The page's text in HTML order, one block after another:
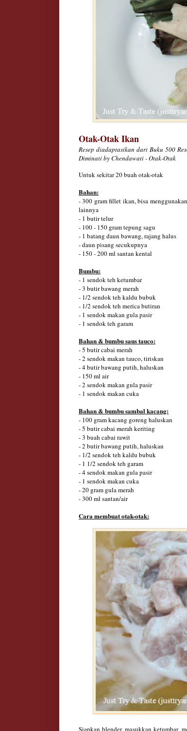
Otak-Otak Ikan
Resep diadaptasikan dari Buku 500
Diminati by Chendawati - Otak-Otak
Untuk sekitar20 buah otak-otak
Bahan:
- 300 gram fillet ikan, bisa
lainnya
- 1 butir telur
- 100 - 150 gram tepung sagu
- 1 batang daun bawang, rajang halus
- daun pisang secukupnya
- 150 - 200 ml santan kental
Bumbu:
- 1 sendok teh ketumbar
- 3 butir bawang merah
- 1/2 sendok teh kaldu bubuk
- 1/2 sendok teh merica butiran
- 1 sendok makan gula pasir
- 1 sendok teh garam
Bahan & bumbu saus tauco:
- 5 butir cabai merah
- 2 sendok makan tauco, tiriskan
- 4 butir bawang putih, haluskan
- 150 ml air
- 2 sendok makan gula pasir
- 1 sendok makan cuka
Bahan & bumbu sambal kacang:
- 100 gram kacang goreng haluskan
- 5 butir cabai merah keriting
- 3 buah cabai rawit
- 2 butir bawang putih, haluskan
- 1/2 sendok teh kaldu bubuk
- 1 1/2 sendok teh garam
- 4 sendok makan gula pasir
- 1 sendok makan cuka
- 20 gram gula merah
- 300 ml santan/air
Cara membuat otak-otak:
Siapkan blender, masukkan ketumbar,